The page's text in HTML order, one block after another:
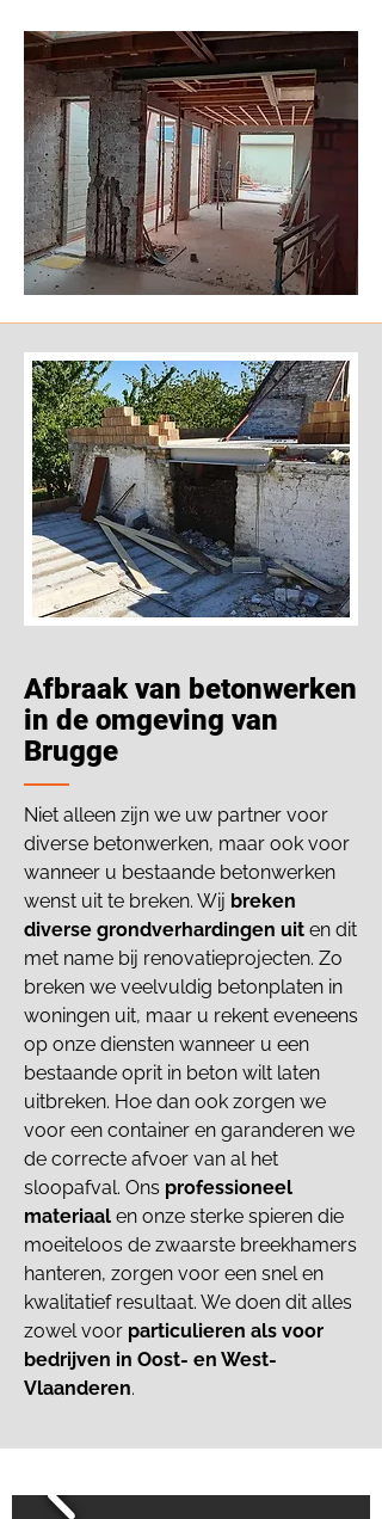
Afbraak van betonwerken
in de omgeving van
Brugge
Niet alleen zijn we uw partner voor
diverse betonwerken, maar ook voor
wanneer u bestaande betonwerken
wenst uit te breken. Wij breken
diverse grondverhardingen uit en dit
met name bij renovatieprojecten. Zo
breken we veelvuldig betonplaten in
woningen uit, maar u rekent eveneens
op onze diensten wanneer u een
bestaande oprit in beton wilt laten
uitbreken. Hoe dan ook zorgen we
voor een container en garanderen we
de correcte afvoer van al het
sloopafval. Ons professioneel
materiaal en onze sterke spieren die
moeiteloos de zwaarste breekhamers
hanteren, zorgen voor een snel en
kwalitatief resultaat. We doen dit alles
zowel voor particulieren als voor
bedrijven in Oost- en West-
Vlaanderen.